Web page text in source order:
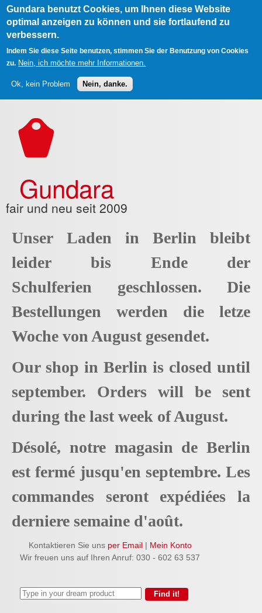
Gundara benutzt Cookies, um Ihnen diese Website
optimal anzeigen zu können und sie fortlaufend zu
verbessern.
Indem Sie diese Seite benutzen, stimmen Sie der Benutzung von Cookies
zu. Nein, ich möchte mehr Informationen.
Ok, kein Problem Nein, danke.
Gundara
fair und neu seit 2009
Unser Laden in Berlin bleibt
leider bis Ende der
Schulferien geschlossen. Die
Bestellungen werden die letze
Woche von August gesendet.
Our shop in Berlin is closed until
september. Orders will be sent
during the last week of August.
Désolé, notre magasin de Berlin
est fermé jusqu'en septembre. Les
commandes seront expédiées la
derniere semaine d'août.
Kontaktieren Sie uns per Email| Mein Konto
Wir freuen uns auf Ihren Anruf: 030 - 602 63 537